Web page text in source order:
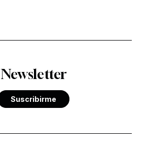
Newsletter
Suscribirme